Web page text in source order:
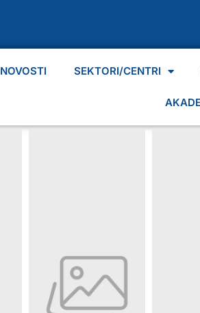
NOVOSTI SEKTORI/CENTRI